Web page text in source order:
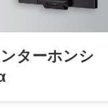
ターホンシ